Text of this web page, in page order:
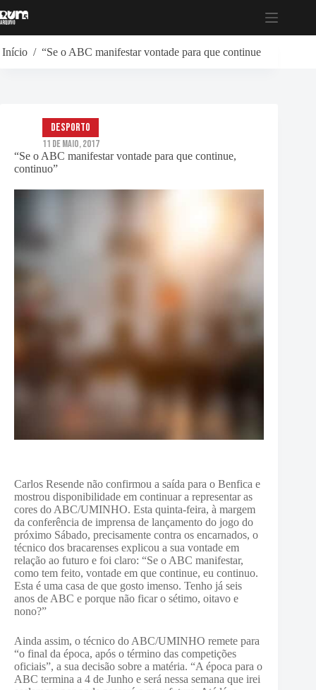
para
Início / “Se o ABC manifestar vontade para que continue, continuo”
“Se o ABC manifestar vontade para que continue,
continuo”
Desporto
11 de Maio, 2017
Carlos Resende não confirmou a saída para o Benfica e
mostrou disponibilidade em continuar a representar as
cores do ABC/UMINHO. Esta quinta-feira, à margem
da conferência de imprensa de lançamento do jogo do
próximo Sábado, precisamente contra os encarnados, o
técnico dos bracarenses explicou a sua vontade em
relação ao futuro e foi claro: “Se o ABC manifestar,
como tem feito, vontade em que continue, eu continuo.
Esta é uma casa de que gosto imenso. Tenho já seis
anos de ABC e porque não ficar o sétimo, oitavo e
nono?”
Ainda assim, o técnico do ABC/UMINHO remete para
“o final da época, após o término das competições
oficiais”, a sua decisão sobre a matéria. “A época para o
ABC termina a 4 de Junho e será nessa semana que irei